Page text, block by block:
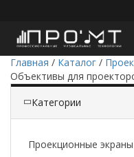
Главная / Каталог /
Объективы для
Категории
Проекционные экраны